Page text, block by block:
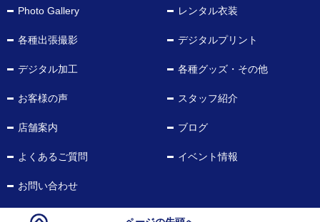
Photo Gallery レンタル衣装
各種出張撮影 デジタルプリント
デジタル加工 各種グッズ・その他
お客様の声 スタッフ紹介
店舗案内 ブログ
よくあるご質問 イベント情報
お問い合わせ